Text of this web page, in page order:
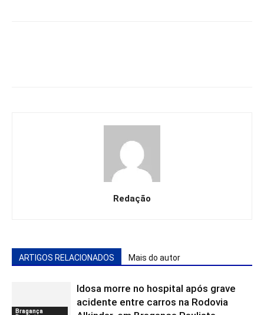
Redação
ARTIGOS RELACIONADOS Mais do autor
Bragança
Idosa morre no hospital após grave
acidente entre carros na Rodovia